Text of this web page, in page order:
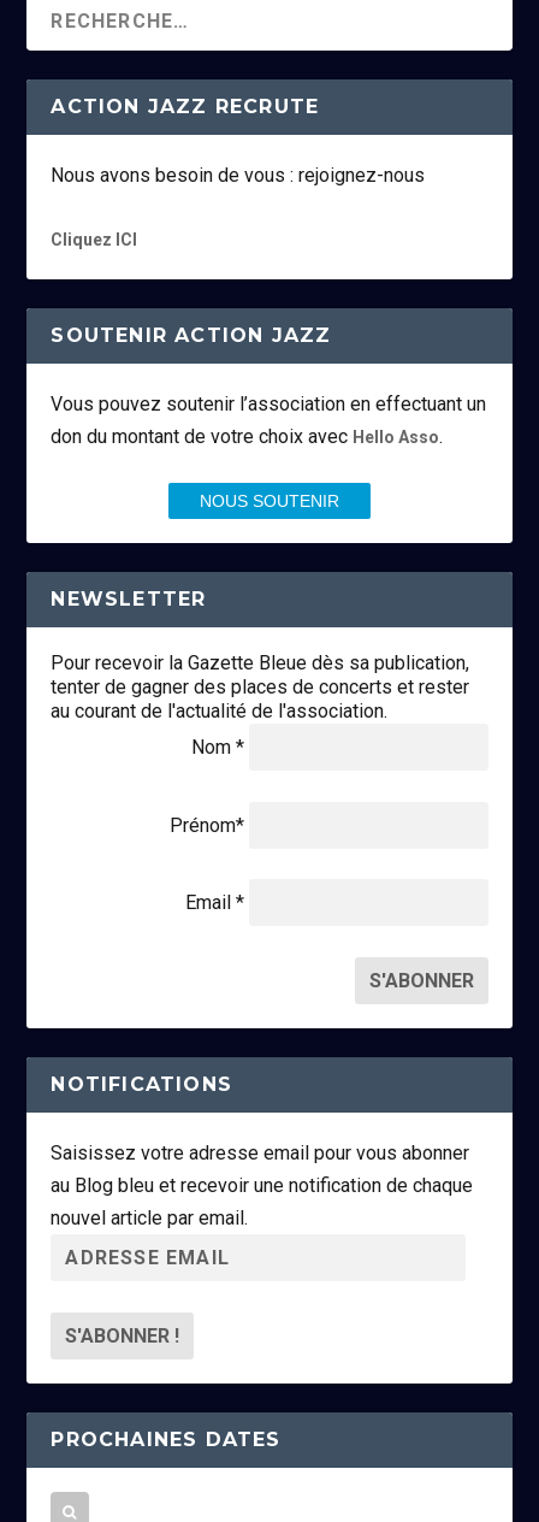
ACTION JAZZ RECRUTE
Nous avons besoin de vous : rejoignez-nous
Cliquez ICI
SOUTENIR ACTION JAZZ
Vous pouvez soutenir l’association en effectuant un
don du montant de votre choix avec Hello Asso.
NOUS SOUTENIR
NEWSLETTER
Pour recevoir la Gazette Bleue dès sa publication,
tenter de gagner des places de concerts et rester
au courant de l'actualité de l'association.
Nom *
Prénom*
Email *
NOTIFICATIONS
Saisissez votre adresse email pour vous abonner
au Blog bleu et recevoir une notification de chaque
nouvel article par email.
r
s
s
e
m
PROCHAINES DATES